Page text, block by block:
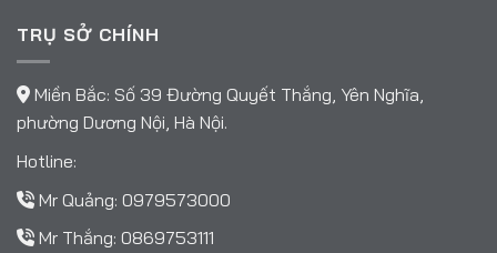
TRỤ SỞ CHÍNH
Miền Bắc: Số 39 Đường Quyết Thắng, Yên Nghĩa,
phường Dương Nội, Hà Nội.
Hotline:
Mr Quảng: 0979573000
Mr Thắng: 0869753111